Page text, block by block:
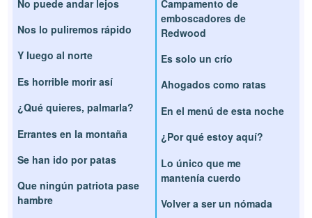
No puede andar lejos
Nos lo puliremos rápido
Y luego al norte
Es horrible morir así
¿Qué quieres, palmarla?
Errantes en la montaña
Se han ido por patas
Que ningún patriota pase
hambre
Campamento de
emboscadores de
Redwood
Es solo un crío
Ahogados como ratas
En el menú de esta noche
¿Por qué estoy aquí?
Lo único que me
mantenía cuerdo
Volver a ser un nómada